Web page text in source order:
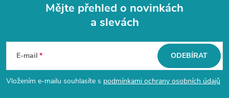
p
Mějte přehled o novinkách
a slevách
E-mail
Vložením e-mailu souhlasíte s podmínkami ochrany osobních údajů
ODEBÍRAT